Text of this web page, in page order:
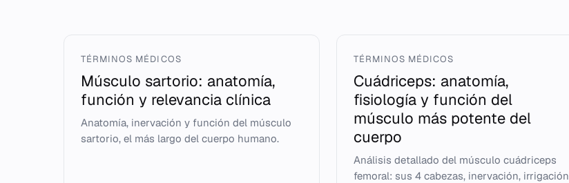
TÉRMINOS MÉDICOS
Músculo sartorio: anatomía,
función y relevancia clínica
Anatomía, inervación y función del músculo
sartorio, el más largo del cuerpo humano.
TÉRMINOS MÉDICOS
Cuádriceps: anatomía,
fisiología y función del
músculo más potente del
cuerpo
Análisis detallado del músculo cuádriceps
femoral: sus 4 cabezas, inervación, irrigación